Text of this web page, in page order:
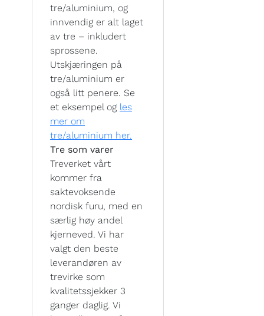
tre/aluminium, og
innvendig er alt laget
av tre – inkludert
sprossene.
Utskjæringen på
tre/aluminium er
også litt penere. Se
et eksempel og les
mer om
tre/aluminium her.
Tre som varer
Treverket vårt
kommer fra
saktevoksende
nordisk furu, med en
særlig høy andel
kjerneved. Vi har
valgt den beste
leverandøren av
trevirke som
kvalitetssjekker 3
ganger daglig. Vi